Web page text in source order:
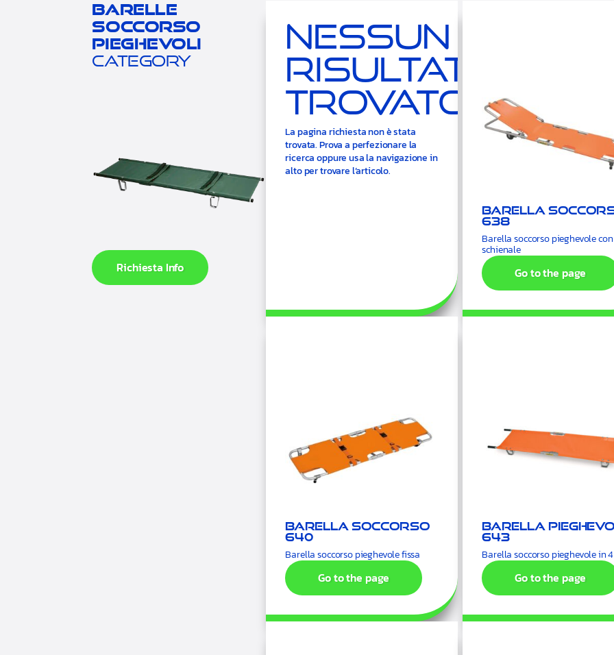
Barelle
soccorso
pieghevoli
category
Richiesta Info
Nessun
Risultato
Trovato.
La pagina richiesta non è stata
trovata. Prova a perfezionare la
ricerca oppure usa la navigazione in
alto per trovare l’articolo.
Barella
638
Barella soccorso pieghevole con
schienale
Go to the page
Barella soccorso
640
Barella soccorso pieghevole fissa
Go to the page
Barella
643
Barella soccorso pieghevole in 4
Go to the page